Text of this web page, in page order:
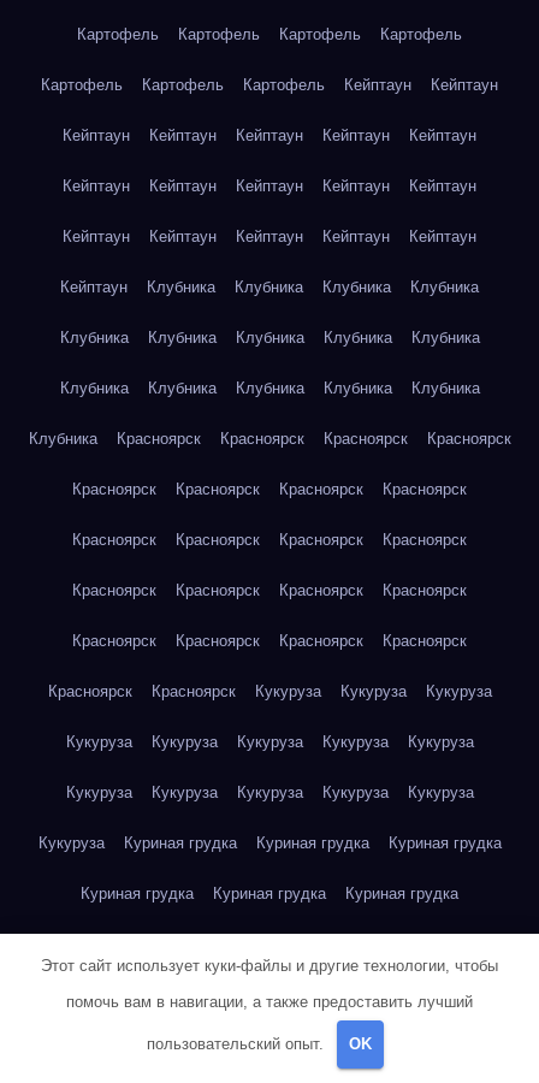
Картофель Картофель Картофель Картофель
Картофель Картофель Картофель Кейптаун Кейптаун
Кейптаун Кейптаун Кейптаун Кейптаун Кейптаун
Кейптаун Кейптаун Кейптаун Кейптаун Кейптаун
Кейптаун Кейптаун Кейптаун Кейптаун Кейптаун
Кейптаун Клубника Клубника Клубника Клубника
Клубника Клубника Клубника Клубника Клубника
Клубника Клубника Клубника Клубника Клубника
Клубника Красноярск Красноярск Красноярск Красноярск
Красноярск Красноярск Красноярск Красноярск
Красноярск Красноярск Красноярск Красноярск
Красноярск Красноярск Красноярск Красноярск
Красноярск Красноярск Красноярск Красноярск
Красноярск Красноярск Кукуруза Кукуруза Кукуруза
Кукуруза Кукуруза Кукуруза Кукуруза Кукуруза
Кукуруза Кукуруза Кукуруза Кукуруза Кукуруза
Кукуруза Куриная грудка Куриная грудка Куриная грудка
Куриная грудка Куриная грудка Куриная грудка
Куриная грудка Куриная грудка Куриная грудка
Куриная грудка Куриная грудка Куриная грудка
Этот сайт использует куки-файлы и другие технологии, чтобы
помочь вам в навигации, а также предоставить лучший
пользовательский опыт. OK